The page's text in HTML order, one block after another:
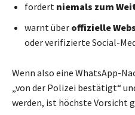
fordert niemals zum
warnt über offizielle
oder verifizierte Social-
Wenn also eine WhatsApp-
„von der Polizei bestätigt“
werden, ist höchste Vorsicht